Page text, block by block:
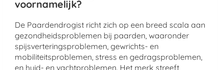
voornamelijk?
De Paardendrogist richt zich op een breed scala aan
gezondheidsproblemen bij paarden, waaronder
spijsverteringsproblemen, gewrichts- en
mobiliteitsproblemen, stress en gedragsproblemen,
en huid- en vachtproblemen. Het merk streeft